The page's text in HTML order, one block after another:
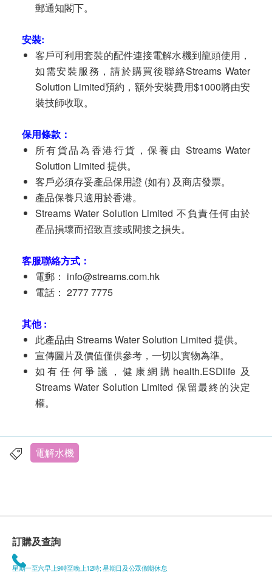
郵通知閣下。
安裝:
客戶可利用套裝的配件連接電解水機到龍頭使用，
如需安裝服務，請於購買後聯絡Streams Water
Solution Limited預約，額外安裝費用$1000將由安
裝技師收取。
保用條款：
所有貨品為香港行貨，保養由 Streams Water
Solution Limited 提供。
客戶必須存妥產品保用證 (如有) 及商店發票。
產品保養只適用於香港。
Streams Water Solution Limited 不負責任何由於
產品損壞而招致直接或間接之損失。
客服聯絡方式：
電郵： info@streams.com.hk
電話： 2777 7775
其他:
此產品由 Streams Water Solution Limited 提供。
宣傳圖片及價值僅供參考，一切以實物為準。
如有任何爭議，健康網購health.ESDlife 及
Streams Water Solution Limited 保留最終的決定
權。
電解水機
訂購及查詢
星期一至六早上9時至晚上12時; 星期日及公眾假期休息